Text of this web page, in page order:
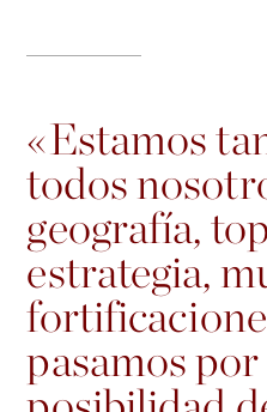
«Estamos
todos
geografía,
estrategia,
pasamos